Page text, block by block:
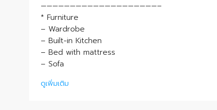
————————————————————–
* Furniture
– Wardrobe
– Built-in Kitchen
– Bed with mattress
– Sofa
ดูเพิ่มเติม